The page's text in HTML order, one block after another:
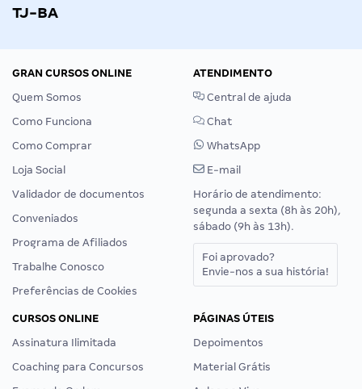
TJ-BA
GRAN CURSOS ONLINE
Quem Somos
Como Funciona
Como Comprar
Loja Social
Validador de documentos
Conveniados
Programa de Afiliados
Trabalhe Conosco
Preferências de Cookies
ATENDIMENTO
Central de ajuda
Chat
WhatsApp
E-mail
Horário de atendimento:
segunda a sexta (8h às 20h),
sábado (9h às 13h).
Foi aprovado?
Envie-nos a sua história!
CURSOS ONLINE
Assinatura Ilimitada
Coaching para Concursos
PÁGINAS ÚTEIS
Depoimentos
Material Grátis